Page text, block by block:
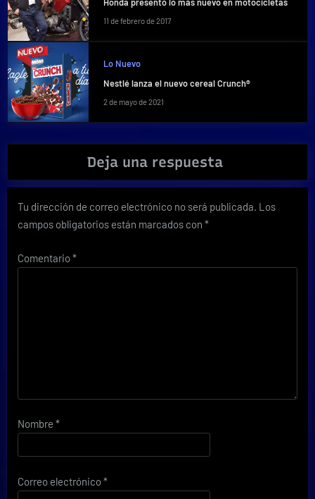
11 de febrero de 2017
Lo Nuevo
Nestlé lanza el nuevo cereal Crunch®
2 de mayo de 2021
Deja una respuesta
Tu dirección de correo electrónico no será publicada. Los
campos obligatorios están marcados con *
Comentario*
Nombre *
Correo electrónico*